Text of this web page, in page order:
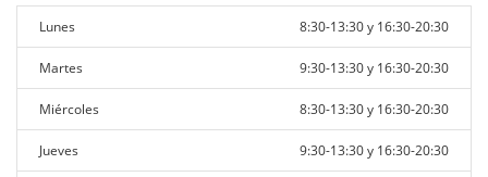
Lunes 8:30-13:30 y 16:30-20:30
Martes 9:30-13:30 y 16:30-20:30
Miércoles 8:30-13:30 y 16:30-20:30
Jueves 9:30-13:30 y 16:30-20:30